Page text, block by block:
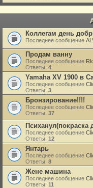
Коллегам день
Последнее сообщение
Продам ванну
Последнее сообщение
Ответы: 4
Yamaha XV 1900 в
Последнее сообщение
Ответы: 3
Бронзирование!!!!
Последнее сообщение
Ответы: 37
Психанул(покраска
Последнее сообщение
Ответы: 12
Янтарь
Последнее сообщение
Ответы: 8
Жене машина
Последнее сообщение
Ответы: 11